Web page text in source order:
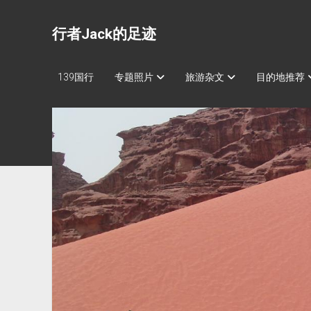
行者Jack的足迹
139国行 专题照片 旅游杂文 目的地推荐